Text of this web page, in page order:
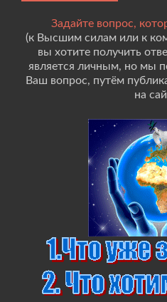
Задайте вопрос,
(к Высшим силам или к
вы хотите получить
является личным, но мы
Ваш вопрос, путём
на